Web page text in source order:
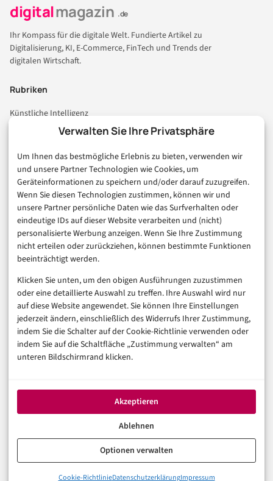
Verwalten Sie Ihre Privatsphäre
Um Ihnen das bestmögliche Erlebnis zu bieten, verwenden wir
und unsere Partner Technologien wie Cookies, um
Geräteinformationen zu speichern und/oder darauf zuzugreifen.
Wenn Sie diesen Technologien zustimmen, können wir und
unsere Partner persönliche Daten wie das Surfverhalten oder
eindeutige IDs auf dieser Website verarbeiten und (nicht)
personalisierte Werbung anzeigen. Wenn Sie Ihre Zustimmung
nicht erteilen oder zurückziehen, können bestimmte Funktionen
beeinträchtigt werden.
Klicken Sie unten, um den obigen Ausführungen zuzustimmen
oder eine detaillierte Auswahl zu treffen. Ihre Auswahl wird nur
auf diese Website angewendet. Sie können Ihre Einstellungen
jederzeit ändern, einschließlich des Widerrufs Ihrer Zustimmung,
indem Sie die Schalter auf der Cookie-Richtlinie verwenden oder
indem Sie auf die Schaltfläche „Zustimmung verwalten“ am
unteren Bildschirmrand klicken.
Akzeptieren
Ablehnen
Optionen verwalten
Cookie-RichtlinieDatenschutzerklärungImpressum
digitalmagazin .de
Ihr Kompass für die digitale Welt. Fundierte Artikel zu
Digitalisierung, KI, E-Commerce, FinTech und Trends der
digitalen Wirtschaft.
Rubriken
Künstliche Intelligenz
Technologie & IT
Consumer & Digital Life
Marketing
Finanzen & FinTech
Business & Karriere
Sicherheit & Recht
Digitalisierung
Marketing
Magazin
Unsere Redaktion
Werbeformate & Media Kit
Rechtliches
Datenschutzerklärung (EU)
Cookie-Richtlinie (EU)